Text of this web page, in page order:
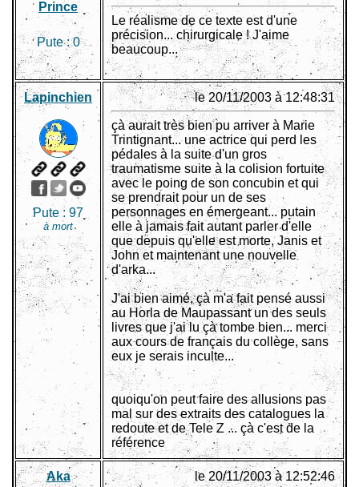
Prince
Pute :0
Le réalisme de ce texte est d'une
précision... chirurgicale ! J'aime
beaucoup...
Lapinchien
Pute : 97
à mort
le 20/11/2003 à 12:48:31
çà aurait très bien pu arriver à Marie
Trintignant... une actrice qui perd les
pédales à la suite d'un gros
traumatisme suite à la colision fortuite
avec le poing de son concubin et qui
se prendrait pour un de ses
personnages en émergeant... putain
elle à jamais fait autant parler d'elle
que depuis qu'elle est morte, Janis et
John et maintenant une nouvelle
d'arka...
J'ai bien aimé, çà m'a fait pensé aussi
au Horla de Maupassant un des seuls
livres que j'ai lu çà tombe bien... merci
aux cours de français du collège, sans
eux je serais inculte...
quoiqu'on peut faire des allusions pas
mal sur des extraits des catalogues la
redoute et de Tele Z ... çà c'est de la
référence
Aka le 20/11/2003 à 12:52:46